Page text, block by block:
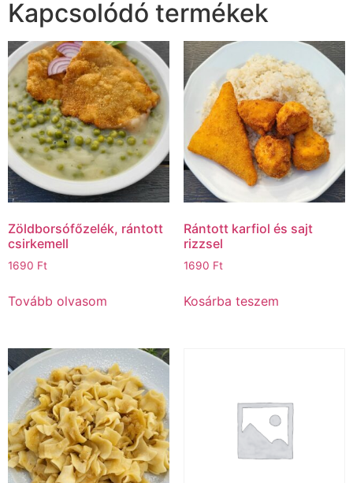
Kapcsolódó termékek
Zöldborsófőzelék, rántott
csirkemell
1690 Ft
Tovább olvasom
Rántott karfiol és sajt
rizzsel
1690 Ft
Kosárba teszem